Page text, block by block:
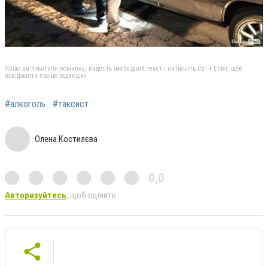
Якщо ви помітили помилку, виділіть необхідний текст і натисніть Ctrl + Enter, щоб
повідомити про це редакцію
#алкоголь #таксист
Олена Костилєва
0,0
Авторизуйтесь, щоб оцінити